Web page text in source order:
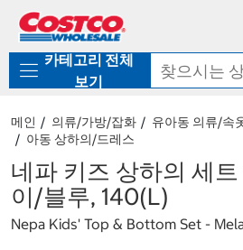
로
기
가
카테고리 전체
보기
메인 의류/가방/잡화
유아동 의류/속
아동 상하의/드레스
네파 키즈 상하의 세
이/블루, 140(L)
Nepa Kids' Top & Bottom Set -